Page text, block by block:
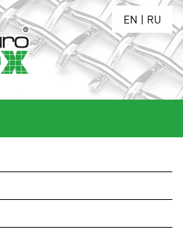
EN | RU